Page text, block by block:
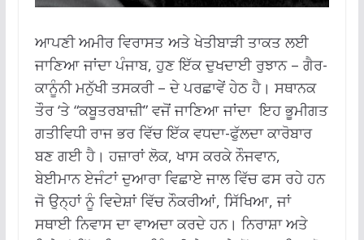
ਆਪਣੀ ਅਮੀਰ ਵਿਰਾਸਤ ਅਤੇ ਖੇਤੀਬਾੜੀ ਤਾਕਤ ਲਈ
ਜਾਣਿਆ ਜਾਂਦਾ ਪੰਜਾਬ, ਹੁਣ ਇੱਕ ਦੁਖਦਾਈ ਰੁਝਾਨ – ਗੈਰ-
ਕਾਨੂੰਨੀ ਮਨੁੱਖੀ ਤਸਕਰੀ – ਦੇ ਪਰਛਾਵੇਂ ਹੇਠ ਹੈ। ਸਥਾਨਕ
ਤੌਰ ‘ਤੇ “ਕਬੂਤਰਬਾਜ਼ੀ” ਵਜੋਂ ਜਾਣਿਆ ਜਾਂਦਾ ਇਹ ਭੂਮੀਗਤ
ਗਤੀਵਿਧੀ ਰਾਜ ਭਰ ਵਿੱਚ ਇੱਕ ਵਧਦਾ-ਫੁੱਲਦਾ ਕਾਰੋਬਾਰ
ਬਣ ਗਈ ਹੈ। ਹਜ਼ਾਰਾਂ ਲੋਕ, ਖਾਸ ਕਰਕੇ ਨੌਜਵਾਨ,
ਬੇਈਮਾਨ ਏਜੰਟਾਂ ਦੁਆਰਾ ਵਿਛਾਏ ਜਾਲ ਵਿੱਚ ਫਸ ਰਹੇ ਹਨ
ਜੋ ਉਨ੍ਹਾਂ ਨੂੰ ਵਿਦੇਸ਼ਾਂ ਵਿੱਚ ਨੌਕਰੀਆਂ, ਸਿੱਖਿਆ, ਜਾਂ
ਸਥਾਈ ਨਿਵਾਸ ਦਾ ਵਾਅਦਾ ਕਰਦੇ ਹਨ। ਨਿਰਾਸ਼ਾ ਅਤੇ